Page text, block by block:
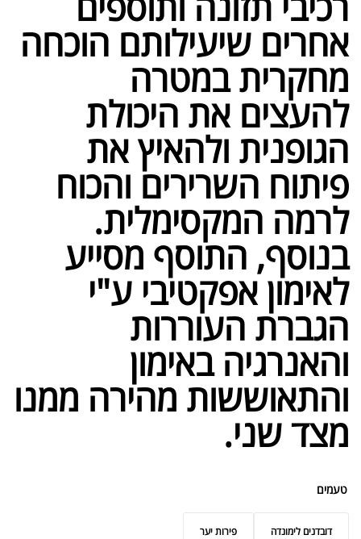
אחרים שיעילותם הוכחה
מחקרית במטרה
להעצים את היכולת
הגופנית ולהאיץ את
פיתוח השרירים והכוח
לרמה המקסימלית.
בנוסף, התוסף מסייע
לאימון אפקטיבי ע"י
הגברת העוררות
והאנרגיה באימון
והתאוששות מהירה ממנו
מצד שני.
טעמים
דובדנים לימונדה פירות יער